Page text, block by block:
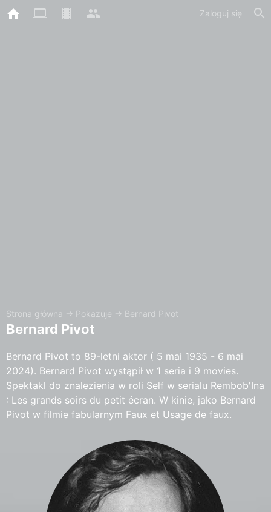
Zaloguj się
Strona główna → Pokazuje → Bernard Pivot
Bernard Pivot
Bernard Pivot to 89-letni aktor ( 5 mai 1935 - 6 mai
2024). Bernard Pivot wystąpił w 1 seria i 9 movies.
Spektakl do znalezienia w roli Self w serialu Rembob'Ina
: Les grands soirs du petit écran. W kinie, jako Bernard
Pivot w filmie fabularnym Faux et Usage de faux.